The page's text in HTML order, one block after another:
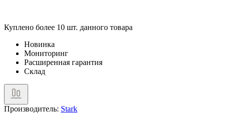
Куплено более 10 шт. данного товара
Новинка
Мониторинг
Расширенная гарантия
Склад
Производитель: Stark